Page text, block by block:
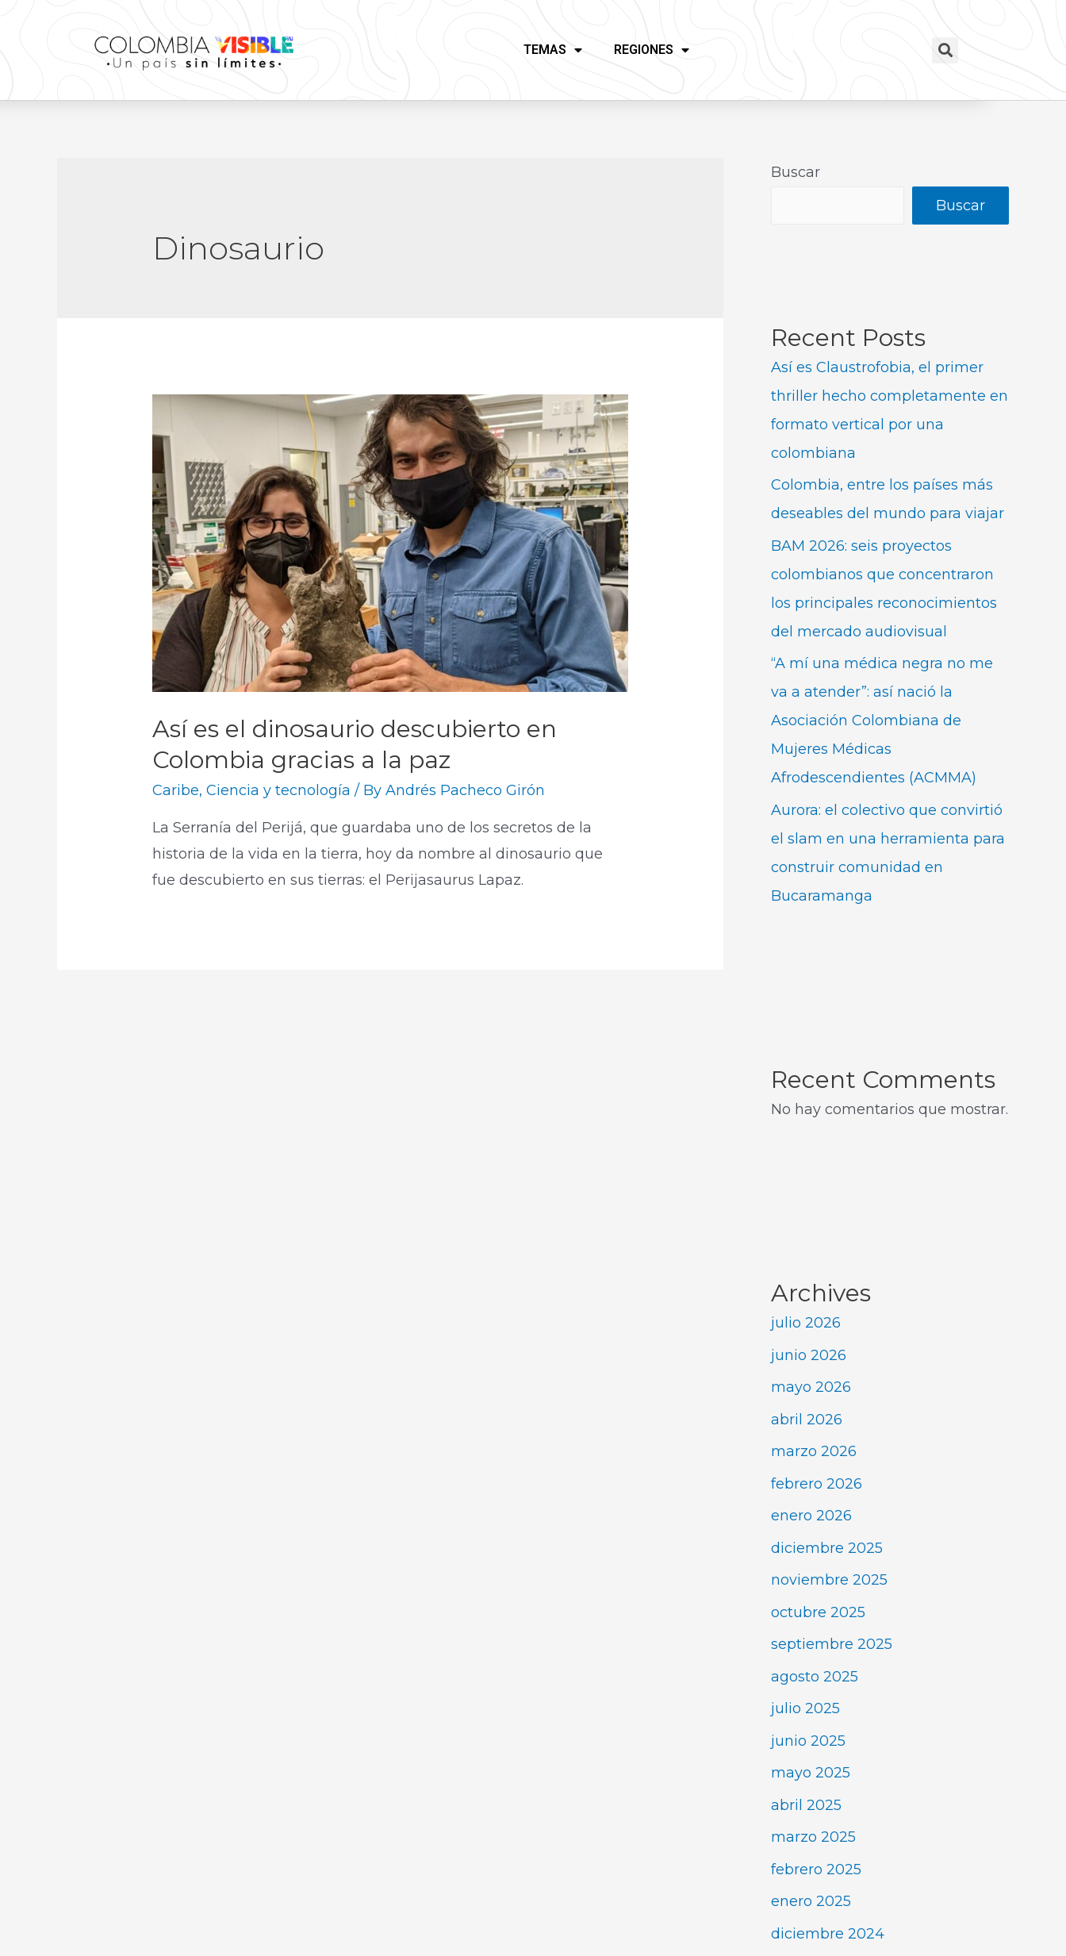
TEMAS REGIONES
Dinosaurio
Así es el dinosaurio descubierto en
Colombia gracias a la paz
Caribe,Ciencia y tecnología / ByAndrés Pacheco Girón
La Serranía del Perijá, que guardaba uno de los secretos de la
historia de la vida en la tierra, hoy da nombre al dinosaurio que
fue descubierto en sus tierras: el Perijasaurus Lapaz. ​
Buscar
Buscar
Recent Posts
Así es Claustrofobia, el primer
thriller hecho completamente en
formato vertical por una
colombiana
Colombia, entre los países más
deseables del mundo para viajar
BAM 2026: seis proyectos
colombianos que concentraron
los principales reconocimientos
del mercado audiovisual
“A mí una médica negra no me
va a atender”: así nació la
Asociación Colombiana de
Mujeres Médicas
Afrodescendientes (ACMMA)
Aurora: el colectivo que convirtió
el slam en una herramienta para
construir comunidad en
Bucaramanga
Recent Comments
No hay comentarios que mostrar.
Archives
julio 2026
junio 2026
mayo 2026
abril 2026
marzo 2026
febrero 2026
enero 2026
diciembre 2025
noviembre 2025
octubre 2025
septiembre 2025
agosto 2025
julio 2025
junio 2025
mayo 2025
abril 2025
marzo 2025
febrero 2025
enero 2025
diciembre 2024